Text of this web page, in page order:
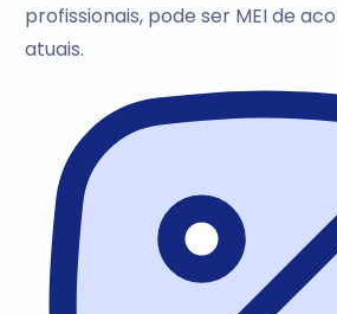
profissionais, pode ser MEI de
atuais.